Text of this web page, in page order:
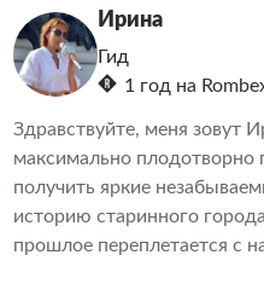
Ирина
Гид
1 год на
Здравствуйте, меня зовут
максимально плодотворно
получить яркие
историю старинного
прошлое переплетается с